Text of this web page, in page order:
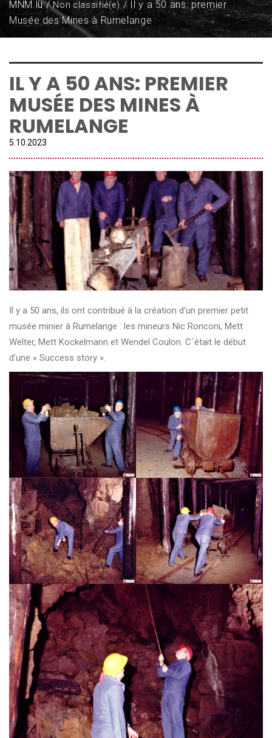
MNM.lu Non classifié(e)
Il y a 50 ans: premier
Musée des Mines à Rumelange
IL Y A 50 ANS: PREMIER
MUSÉE DES MINES À
RUMELANGE
5. 10 2023
Il y a 50 ans, ils ont contribué à la création d’un premier petit
musée minier à Rumelange : les mineurs Nic Ronconi, Mett
Welter, Mett Kockelmann et Wendel Coulon. C´était le début
d’une « Success story ».